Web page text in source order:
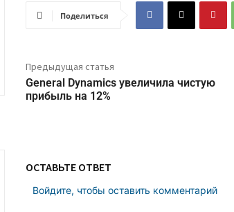
Поделиться
Предыдущая статья
General Dynamics увеличила чистую
прибыль на 12%
ОСТАВЬТЕ ОТВЕТ
Войдите, чтобы оставить комментарий